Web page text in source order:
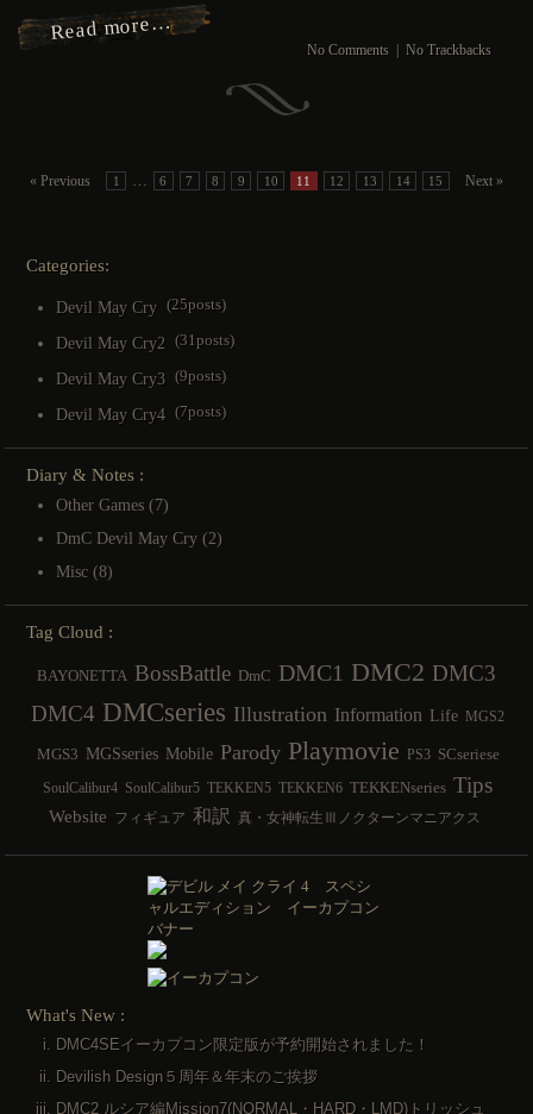
Read more…
No Comments No Trackbacks
« Previous 1 … 6 7 8 9 10 11 12 13 14 15 Next »
Categories:
Devil May Cry (25posts)
Devil May Cry2 (31posts)
Devil May Cry3 (9posts)
Devil May Cry4 (7posts)
Diary & Notes :
Other Games (7)
DmC Devil May Cry (2)
Misc (8)
Tag Cloud :
BAYONETTA BossBattle DmC DMC1 DMC2 DMC3
DMC4 DMCseries Illustration Information Life MGS2
MGS3 MGSseries Mobile Parody Playmovie PS3 SCseriese
SoulCalibur4 SoulCalibur5 TEKKEN5 TEKKEN6 TEKKENseries Tips
Website フィギュア 和訳 真・女神転生Ⅲノクターンマニアクス
What's New :
DMC4SEイーカプコン限定版が予約開始されました！
Devilish Design５周年＆年末のご挨拶
DMC2 ルシア編Mission7(NORMAL・HARD・LMD)トリッシュ